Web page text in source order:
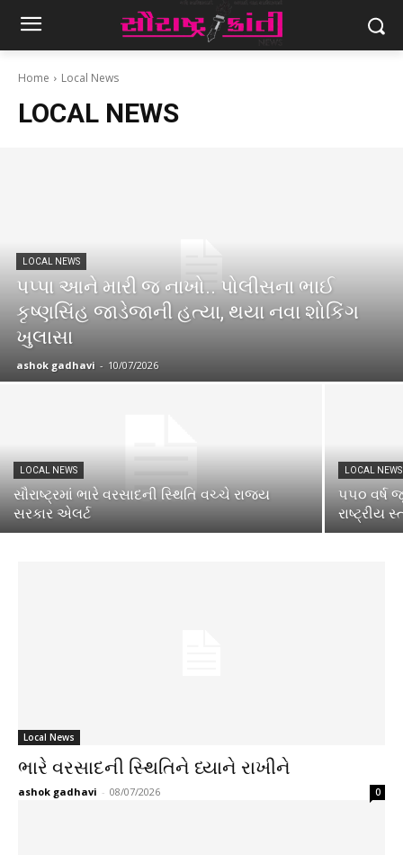
Home Local News
LOCAL NEWS
LOCAL NEWS
પપ્પા આને મારી જ નાખો.. પોલીસના ભાઈ
કૃષ્ણસિંહ જાડેજાની હત્યા, થયા નવા શોકિંગ
ખુલાસા
ashok gadhavi - 10/07/2026
LOCAL NEWS
સૌરાષ્ટ્રમાં ભારે વરસાદની સ્થિતિ વચ્ચે રાજ્ય
સરકાર એલર્ટ
LOCAL NEWS
૫૫૦ વર્ષ
રાષ્ટ્રીય
Local News
ભારે વરસાદની સ્થિતિને ધ્યાને રાખીને
ashok gadhavi - 08/07/2026 0